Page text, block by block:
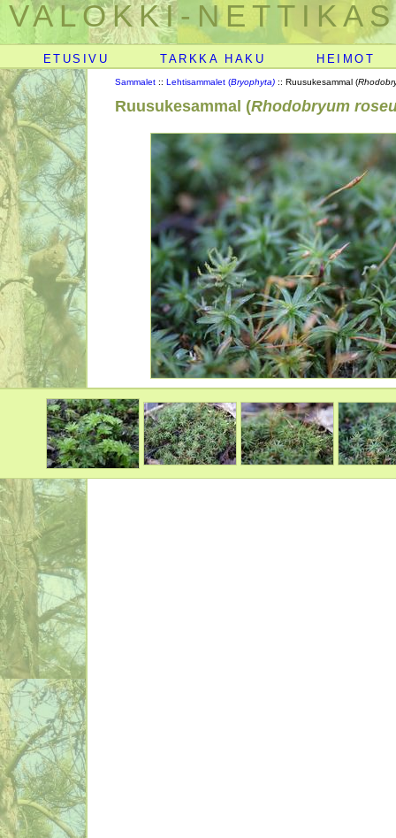
VALOKKI-
ETUSIVU TARKKA HAKU HEIMOT
Sammalet :: Lehtisammalet (Bryophyta) :: Ruusukesammal (
Ruusukesammal (Rhodobryum